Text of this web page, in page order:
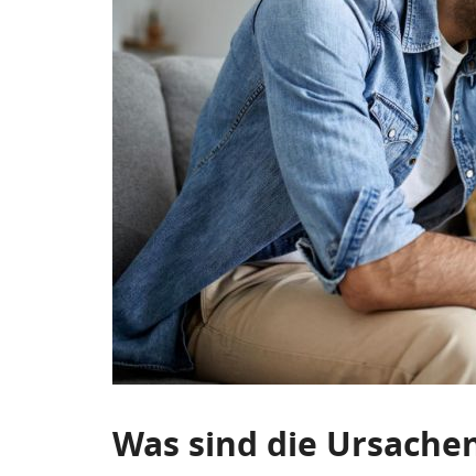
Was sind die